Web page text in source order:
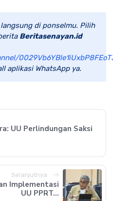
di ponselmu. Pilih
Beritasenayan.id
aplikasi WhatsApp ya.
UU Perlindungan Saksi
Selanjutnya
Implementasi
UU PPRT...